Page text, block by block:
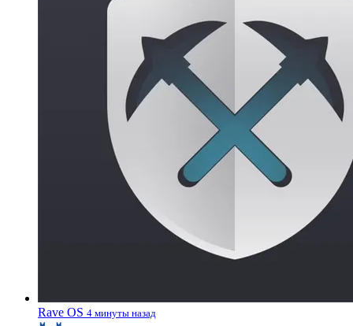
Rave OS 4 минуты назад